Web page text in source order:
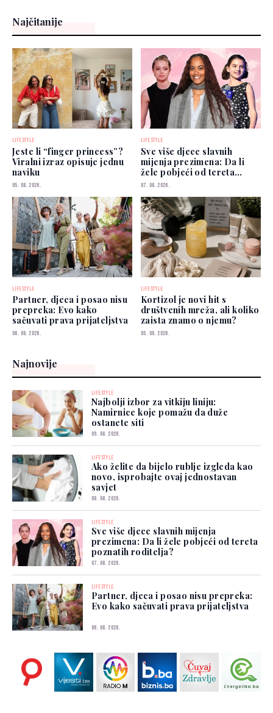
Najčitanije
LIFESTYLE
Jeste li “finger princess”?
Viralni izraz opisuje jednu
naviku
05. 08. 2026.
LIFESTYLE
Sve više djece slavnih
mijenja prezimena: Da li
žele pobjeći od tereta
poznatih roditelja?
07. 08. 2026.
LIFESTYLE
Partner, djeca i posao nisu
prepreka: Evo kako
sačuvati prava prijateljstva
06. 08. 2026.
LIFESTYLE
Kortizol je novi hit s
društvenih mreža, ali koliko
zaista znamo o njemu?
05. 08. 2026.
Najnovije
LIFESTYLE
Najbolji izbor za vitkiju liniju:
Namirnice koje pomažu da duže
ostanete siti
09. 08. 2026.
LIFESTYLE
Ako želite da bijelo rublje izgleda kao
novo, isprobajte ovaj jednostavan
savjet
08. 08. 2026.
LIFESTYLE
Sve više djece slavnih mijenja
prezimena: Da li žele pobjeći od tereta
poznatih roditelja?
07. 08. 2026.
LIFESTYLE
Partner, djeca i posao nisu prepreka:
Evo kako sačuvati prava prijateljstva
06. 08. 2026.